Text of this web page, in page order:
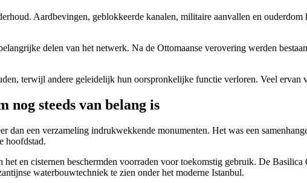
Aardbevingen, geblokkeerde kanalen, militaire aanvallen en
delen van het netwerk. Na de Ottomaanse verovering werden
terwijl andere geleidelijk hun oorspronkelijke functie verloren. Veel ervan
nog steeds van belang is
een verzameling indrukwekkende monumenten. Het was een
hoofdstad.
en cisternen beschermden voorraden voor toekomstig gebruik. De
waterbouwtechniek te zien onder het moderne Istanbul.